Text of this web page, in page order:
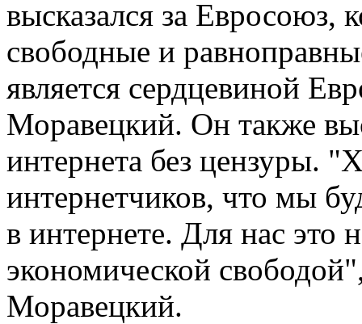
высказался за Евросоюз,
свободные и
является сердцевиной
Моравецкий. Он также
интернета без цензуры.
интернетчиков, что мы
в интернете. Для нас это
экономической
Моравецкий.